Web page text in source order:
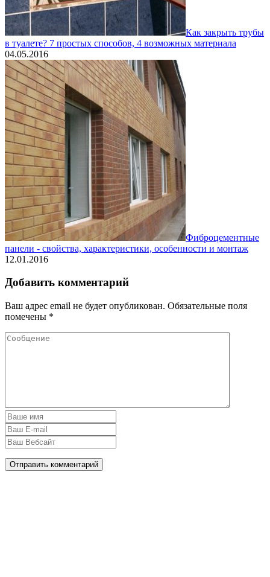
Как закрыть трубы
в туалете? 7 простых способов, 4 возможных материала
04.05.2016
Фиброцементные
панели - свойства, характеристики, особенности и монтаж
12.01.2016
Добавить комментарий
Ваш адрес email не будет опубликован. Обязательные поля
помечены *